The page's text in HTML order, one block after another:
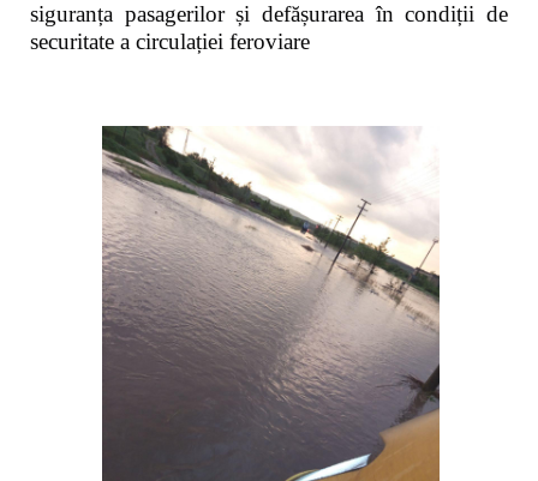
siguranța pasagerilor și defășurarea în condiții de
securitate a circulației feroviare